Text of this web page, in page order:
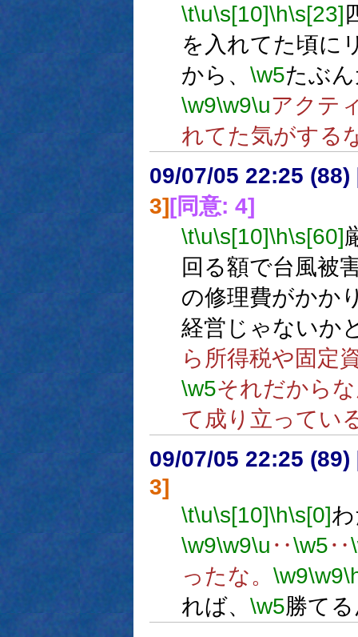
\t\u\s[10]\h\s[23]
を入れてた頃に
から、 \w5たぶ
\w9\w9\uアクテ
れてた気がする
09/07/05 22:25 (88)
3][同意: 4]
\t\u\s[10]\h\s[60]
回る額で台風被
の修理費がかか
経営じゃないか
ら所得税や固定
\w5それだから
て成り立ってい
09/07/05 22:25 (89)
3]
\t\u\s[10]\h\s[0]
\w9\w9\u ‥\w5‥
ったな。 \w9\w9
れば、 \w5勝て